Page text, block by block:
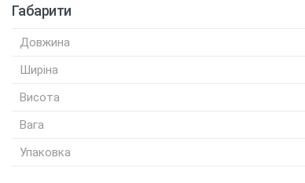
Габарити
Довжина
Ширіна
Висота
Вага
Упаковка